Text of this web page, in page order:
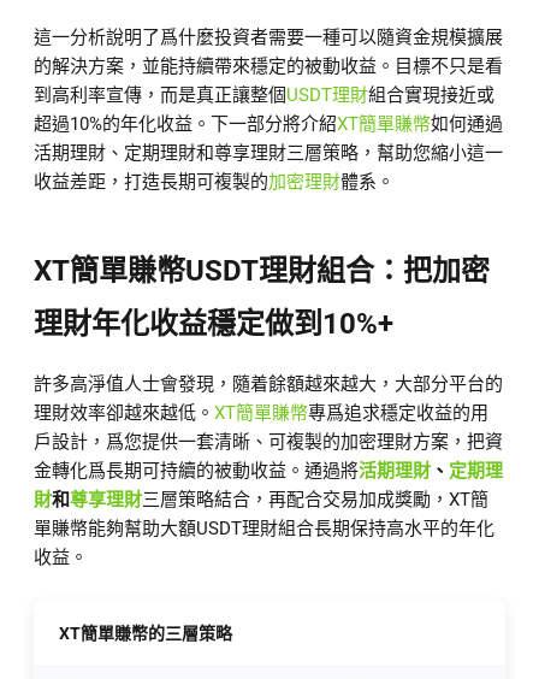
這一分析說明了爲什麼投資者需要一種可以隨資金規模擴展
的解決方案，並能持續帶來穩定的被動收益。目標不只是看
到高利率宣傳，而是真正讓整個USDT理財組合實現接近或
超過10%的年化收益。下一部分將介紹XT簡單賺幣如何通過
活期理財、定期理財和尊享理財三層策略，幫助您縮小這一
收益差距，打造長期可複製的加密理財體系。
XT簡單賺幣USDT理財組合：把加密
理財年化收益穩定做到10%+
許多高淨值人士會發現，隨着餘額越來越大，大部分平台的
理財效率卻越來越低。 XT簡單賺幣專爲追求穩定收益的用
戶設計，爲您提供一套清晰、可複製的加密理財方案，把資
金轉化爲長期可持續的被動收益。通過將活期理財 、 定期理
財和尊享理財三層策略結合，再配合交易加成獎勵，XT簡
單賺幣能夠幫助大額USDT理財組合長期保持高水平的年化
收益。
XT簡單賺幣的三層策略